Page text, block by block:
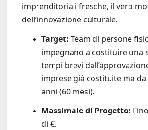
imprenditoriali fresche, il vero
dell’innovazione culturale.
Target: Team di persone
impegnano a costituire una
tempi brevi
imprese già costituite ma
anni (60 mesi).
Massimale di Progetto:
di €.